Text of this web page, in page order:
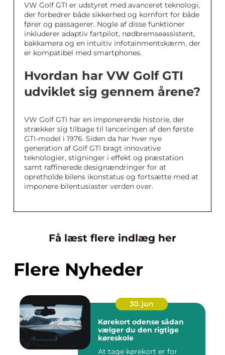
VW Golf GTI er udstyret med avanceret teknologi,
der forbedrer både sikkerhed og komfort for både
fører og passagerer. Nogle af disse funktioner
inkluderer adaptiv fartpilot, nødbremseassistent,
bakkamera og en intuitiv infotainmentskærm, der
er kompatibel med smartphones.
Hvordan har VW Golf GTI
udviklet sig gennem årene?
VW Golf GTI har en imponerende historie, der
strækker sig tilbage til lanceringen af den første
GTI-model i 1976. Siden da har hver nye
generation af Golf GTI bragt innovative
teknologier, stigninger i effekt og præstation
samt raffinerede designændringer for at
opretholde bilens ikonstatus og fortsætte med at
imponere bilentusiaster verden over.
Få læst flere indlæg her
Flere Nyheder
30. jun
Kørekort odense sådan
vælger du den rigtige
køreskole
At tage kørekort er for